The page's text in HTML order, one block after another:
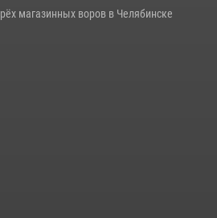
магазинных воров в Челябинске